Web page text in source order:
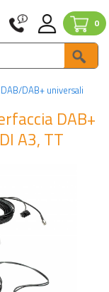
0
DAB+ universali
DAB+
A3, TT